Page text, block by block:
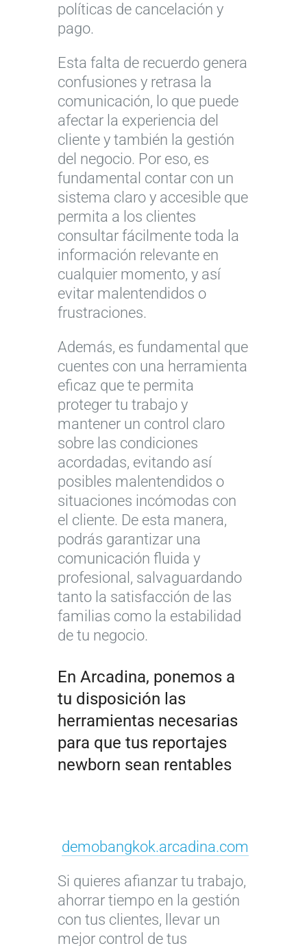
políticas de cancelación y
pago.
Esta falta de recuerdo genera
confusiones y retrasa la
comunicación, lo que puede
afectar la experiencia del
cliente y también la gestión
del negocio. Por eso, es
fundamental contar con un
sistema claro y accesible que
permita a los clientes
consultar fácilmente toda la
información relevante en
cualquier momento, y así
evitar malentendidos o
frustraciones.
Además, es fundamental que
cuentes con una herramienta
eficaz que te permita
proteger tu trabajo y
mantener un control claro
sobre las condiciones
acordadas, evitando así
posibles malentendidos o
situaciones incómodas con
el cliente. De esta manera,
podrás garantizar una
comunicación fluida y
profesional, salvaguardando
tanto la satisfacción de las
familias como la estabilidad
de tu negocio.
En Arcadina, ponemos a
tu disposición las
herramientas necesarias
para que tus reportajes
newborn sean rentables
demobangkok.arcadina.com
Si quieres afianzar tu trabajo,
ahorrar tiempo en la gestión
con tus clientes, llevar un
mejor control de tus